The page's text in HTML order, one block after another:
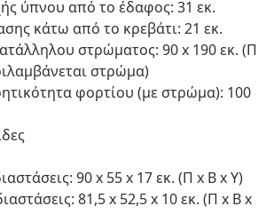
ύπνου από το έδαφος: 31 εκ.
κάτω από το κρεβάτι: 21 εκ.
στρώματος: 90 x 190 εκ. (Π
στρώμα)
φορτίου (με στρώμα): 100
90 x 55 x 17 εκ. (Π x Β x Υ)
81,5 x 52,5 x 10 εκ. (Π x Β x